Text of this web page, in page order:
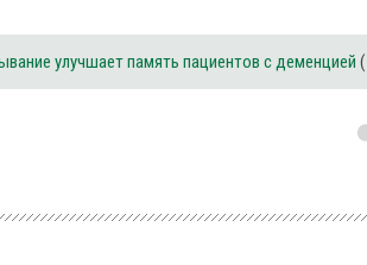
улучшает память пациентов с деменцией (